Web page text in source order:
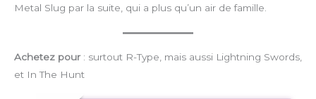
Metal Slug par la suite, qui a plus qu’un air de famille.
Achetez pour: surtout R-Type, mais aussi Lightning Swords,
et In The Hunt